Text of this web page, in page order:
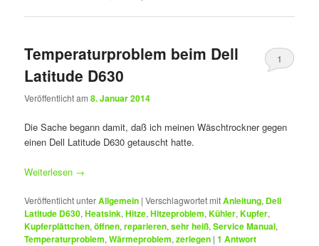
Temperaturproblem beim Dell
Latitude D630
Veröffentlicht am8. Januar 2014
1
Die Sache begann damit, daß ich meinen Wäschtrockner gegen
einen Dell Latitude D630 getauscht hatte.
Weiterlesen →
Veröffentlicht unterAllgemein |Verschlagwortet mitAnleitung, Dell
Latitude D630,Heatsink,Hitze,Hitzeproblem,Kühler,Kupfer,
Kupferplättchen,öffnen,reparieren,sehr heiß,Service Manual,
Temperaturproblem,Wärmeproblem,zerlegen |1 Antwort